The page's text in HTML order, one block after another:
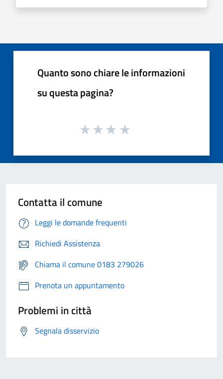
Quanto sono chiare le informazioni
su questa pagina?
Contatta il comune
Leggi le domande frequenti
Richiedi Assistenza
Chiama il comune 0183 279026
Prenota un appuntamento
Problemi in città
Segnala disservizio